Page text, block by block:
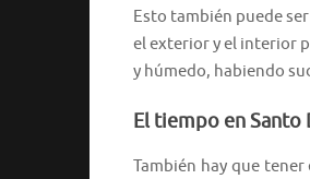
Esto también puede
el exterior y el interior
y húmedo, habiendo
El tiempo en
También hay que